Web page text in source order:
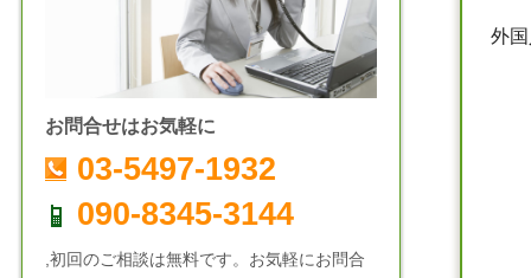
外
お問合せはお気軽に
03-5497-1932
090-8345-3144
,初回のご相談は無料です。お気軽にお問合